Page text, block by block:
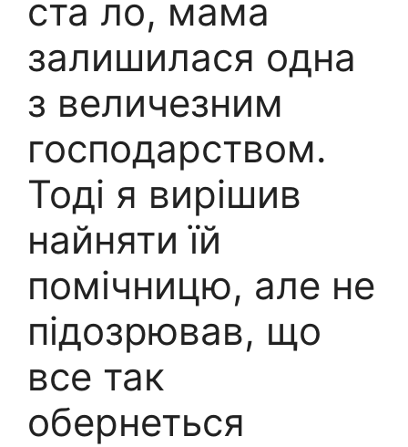
ста ло, мама
залишилася одна
з величезним
господарством.
Тоді я вирішив
найняти їй
помічницю, але не
підозрював, що
все так
обернеться